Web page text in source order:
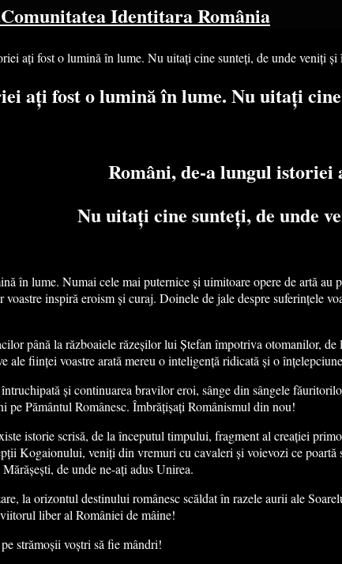
Comunitatea Identitara România
ați fost o lumină în lume. Nu uitați cine sunteți, de unde veniți
ați fost o lumină în lume. Nu uitați
Români, de-a lungul
Nu uitați cine sunteți, de unde
în lume. Numai cele mai puternice și uimitoare opere de artă
inspiră eroism și curaj. Doinele de jale despre suferințele
până la războaiele răzeșilor lui Ștefan împotriva otomanilor,
ale ființei voastre arată mereu o inteligență ridicată și o
și continuarea bravilor eroi, sânge din sângele
pe Pământul Românesc. Îmbrățișați Românismul din nou!
istorie scrisă, de la începutul timpului, fragment al creației
Kogaionului, veniți din vremuri cu cavaleri și voievozi ce
de unde ne-ați adus Unirea.
la orizontul destinului românesc scăldat în razele aurii ale
liber al României de mâine!
strămoșii voștri să fie mândri!